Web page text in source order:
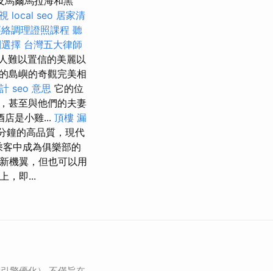
local seo 居家清
調理證照課程 聽
擇 台灣五大律師
難以置信的美麗以
島嶼的奇觀完美相
seo 意思 它的位
甚至與他們的夫妻
店是小雞... 頂樓 漏
鐘的高品質，現代
中成為俱樂部的
機翼，但也可以用
，即...